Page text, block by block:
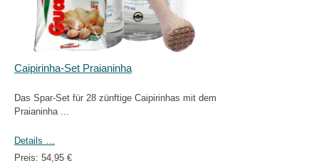
Caipirinha-Set Praianinha
Das Spar-Set für 28 zünftige Caipirinhas mit dem
Praianinha ...
Details …
Preis: 54,95 €